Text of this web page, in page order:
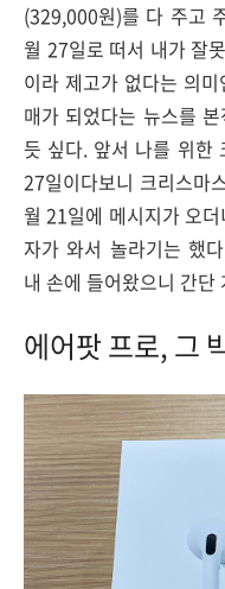
(329,000원)를 다 주고
월 27일로 떠서 내가 잘
이라 제고가 없다는 의
매가 되었다는 뉴스를
듯 싶다. 앞서 나를 위한
27일이다보니 크리스마
월 21일에 메시지가 오
자가 와서 놀라기는 했
내 손에 들어왔으니 간
에어팟 프로, 그